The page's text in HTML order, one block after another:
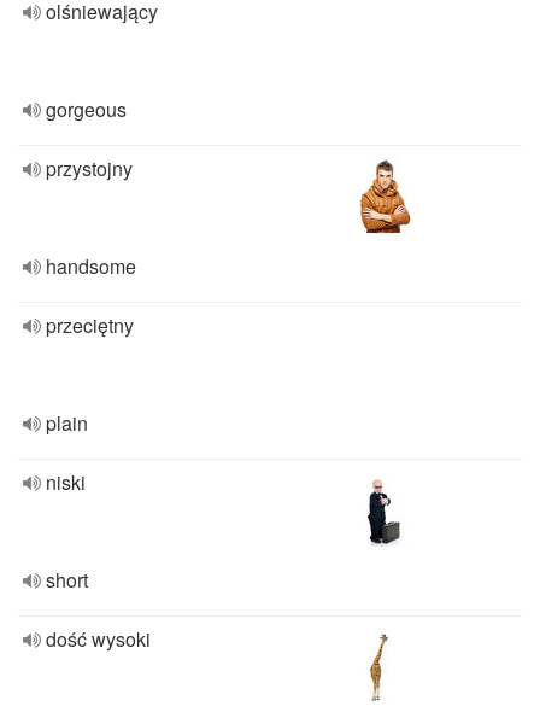
olśniewający
gorgeous
przystojny
handsome
przeciętny
plain
niski
short
dość wysoki